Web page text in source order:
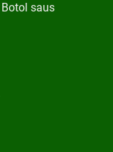
Botol saus